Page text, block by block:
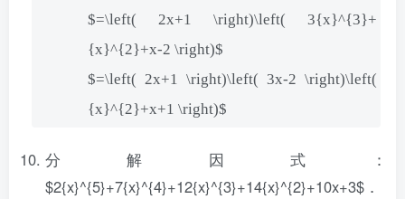
$=\left( 2x+1 \right)\left( 3{x}^{3}+
{x}^{2}+x-2 \right)$
$=\left( 2x+1 \right)\left( 3x-2 \right)\left(
{x}^{2}+x+1 \right)$
分解因式：
$2{x}^{5}+7{x}^{4}+12{x}^{3}+14{x}^{2}+10x+3$．